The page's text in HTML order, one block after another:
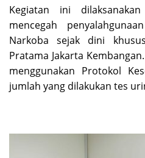
Kegiatan ini
mencegah
Narkoba sejak dini
Pratama Jakarta
menggunakan Protokol
jumlah yang dilakukan tes